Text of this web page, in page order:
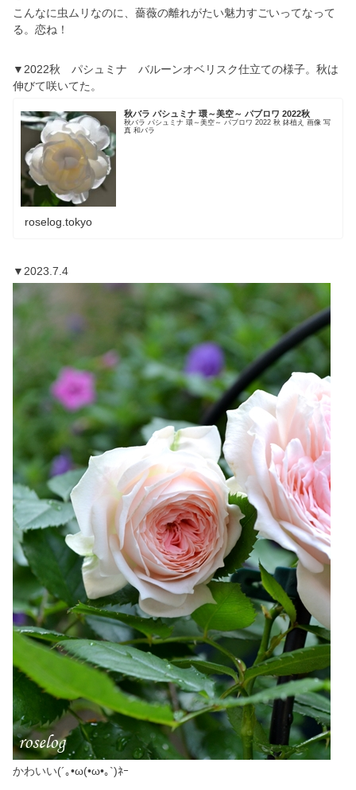
こんなに虫ムリなのに、薔薇の離れがたい魅力すごいってなって
る。恋ね！
▼2022秋 パシュミナ バルーンオベリスク仕立ての様子。秋は
伸びて咲いてた。
秋バラ パシュミナ 環～美空～ パブロワ 2022秋
秋バラ パシュミナ 環～美空～ パブロワ 2022 秋 鉢植え 画像 写
真 和バラ
roselog.tokyo
▼2023.7.4
かわいい(´｡•ω(•ω•｡`)ﾈｰ